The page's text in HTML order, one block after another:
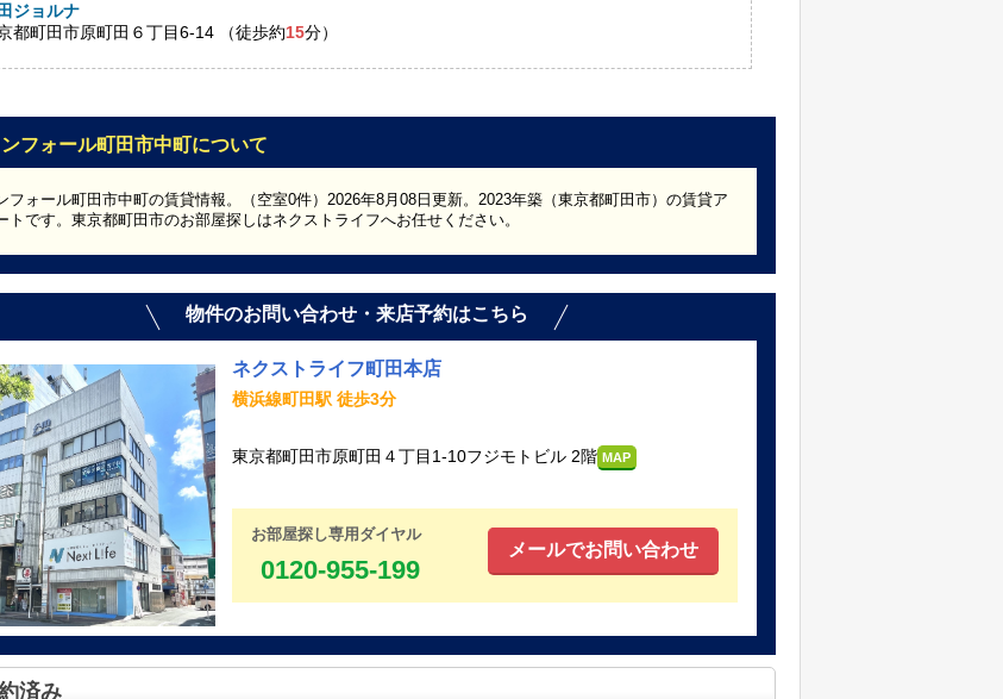
ジョルナ
都町田市原町田６丁目6-14 （徒歩約15分）
ンフォール町田市中町について
フォール町田市中町の賃貸情報。（空室0件）2026年8月08日更新。2023年築（東京都町田市）の賃貸ア
トです。東京都町田市のお部屋探しはネクストライフへお任せください。
物件のお問い合わせ・来店予約はこちら
ネクストライフ町田本店
横浜線町田駅 徒歩3分
東京都町田市原町田４丁目1-10フジモトビル 2階 MAP
お部屋探し専用ダイヤル
0120-955-199
メールでお問い合わせ
済み